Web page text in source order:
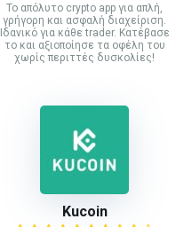
Το απόλυτο crypto app για απλή,
γρήγορη και ασφαλή διαχείριση.
Ιδανικό για κάθε trader. Κατέβασε
το και αξιοποίησε τα οφέλη του
χωρίς περιττές δυσκολίες!
Kucoin